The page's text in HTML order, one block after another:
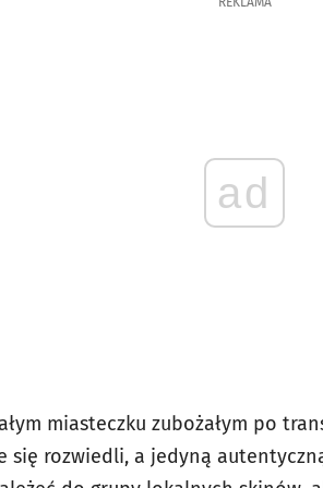
ad
miasteczku zubożałym po
się rozwiedli, a jedyną